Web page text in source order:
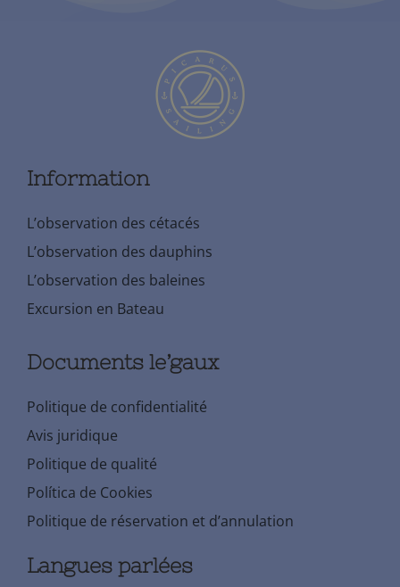
Information
L’observation des cétacés
L’observation des dauphins
L’observation des baleines
Excursion en Bateau
Documents le’gaux
Politique de confidentialité
Avis juridique
Politique de qualité
Política de Cookies
Politique de réservation et d’annulation
Langues parlées